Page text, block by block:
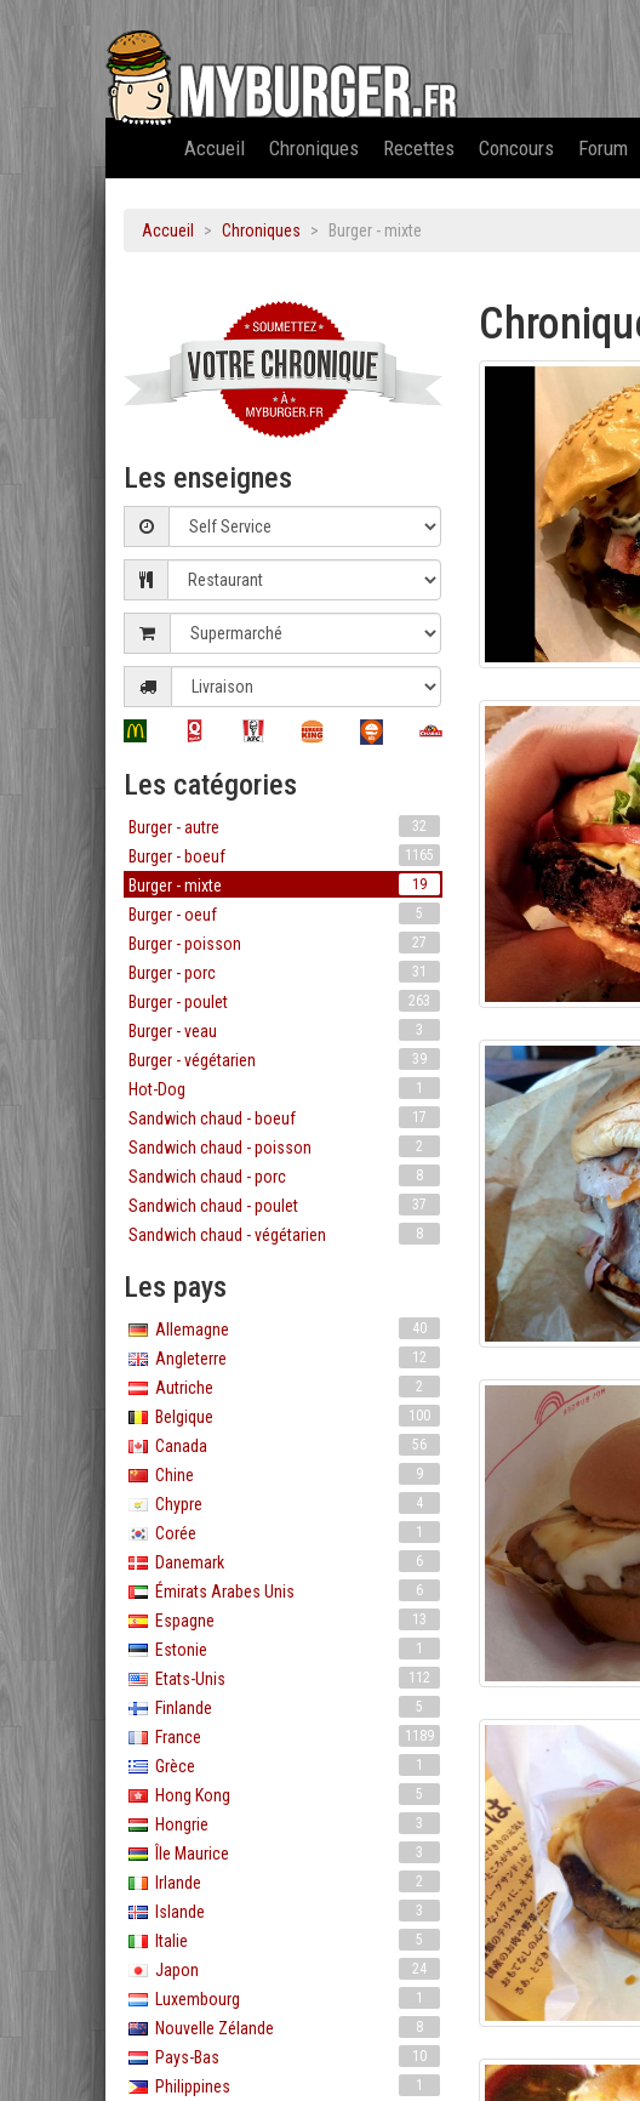
Accueil Chroniques Recettes Concours Forum
Accueil Chroniques Burger - mixte
Les enseignes
Les catégories
32
Burger - autre
1165
Burger - boeuf
19
Burger - mixte
5
Burger - oeuf
27
Burger - poisson
31
Burger - porc
263
Burger - poulet
3
Burger - veau
39
Burger - végétarien
1
Hot-Dog
17
Sandwich chaud - boeuf
2
Sandwich chaud - poisson
8
Sandwich chaud - porc
37
Sandwich chaud - poulet
8
Sandwich chaud - végétarien
Les pays
40
Allemagne
12
Angleterre
2
Autriche
100
Belgique
56
Canada
9
Chine
4
Chypre
1
Corée
6
Danemark
6
Émirats Arabes Unis
13
Espagne
1
Estonie
112
Etats-Unis
5
Finlande
1189
France
1
Grèce
5
Hong Kong
3
Hongrie
3
Île Maurice
2
Irlande
3
Islande
5
Italie
24
Japon
1
Luxembourg
8
Nouvelle Zélande
10
Pays-Bas
1
Philippines